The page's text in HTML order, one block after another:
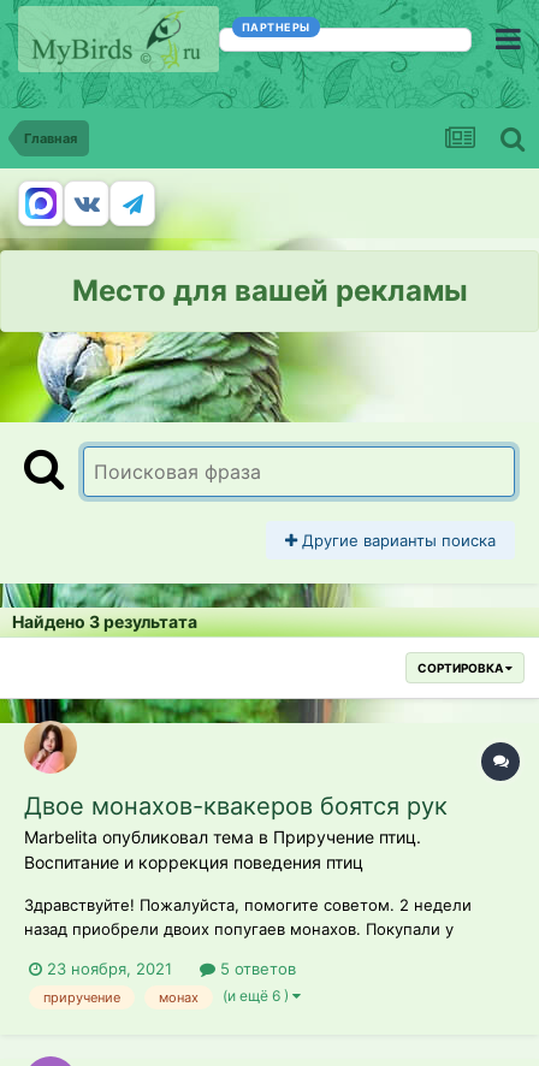
ПАРТНЕРЫ
Главная
Место для вашей рекламы
Другие варианты поиска
Найдено 3 результата
СОРТИРОВКА
Двое монахов-квакеров боятся рук
Marbelita опубликовал тема в Приручение птиц.
Воспитание и коррекция поведения птиц
Здравствуйте! Пожалуйста, помогите советом. 2 недели
назад приобрели двоих попугаев монахов. Покупали у
месяца, мол ручные. 2 недели хожу вокруг них,
разговариваю, угощаю яблочком и другими вкусняшками.
23 ноября, 2021 5 ответов
приручение монах (и ещё 6 )